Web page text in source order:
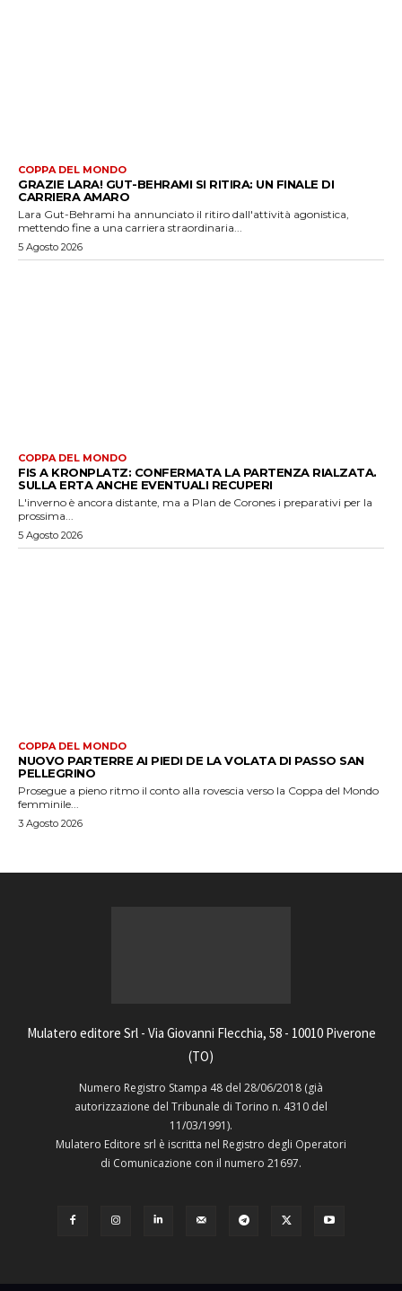
COPPA DEL MONDO
GRAZIE LARA! GUT-BEHRAMI SI RITIRA: UN FINALE DI
CARRIERA AMARO
Lara Gut-Behrami ha annunciato il ritiro dall'attività agonistica,
mettendo fine a una carriera straordinaria...
5 Agosto 2026
COPPA DEL MONDO
FIS A KRONPLATZ: CONFERMATA LA PARTENZA RIALZATA.
SULLA ERTA ANCHE EVENTUALI RECUPERI
L'inverno è ancora distante, ma a Plan de Corones i preparativi per la
prossima...
5 Agosto 2026
COPPA DEL MONDO
NUOVO PARTERRE AI PIEDI DE LA VOLATA DI PASSO SAN
PELLEGRINO
Prosegue a pieno ritmo il conto alla rovescia verso la Coppa del Mondo
femminile...
3 Agosto 2026
Mulatero editore Srl - Via Giovanni Flecchia, 58 - 10010 Piverone
(TO)
Numero Registro Stampa 48 del 28/06/2018 (già
autorizzazione del Tribunale di Torino n. 4310 del
11/03/1991).
Mulatero Editore srl è iscritta nel Registro degli Operatori
di Comunicazione con il numero 21697.